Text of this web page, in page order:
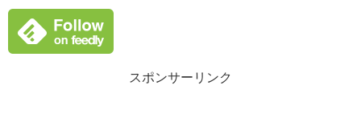
スポンサーリンク